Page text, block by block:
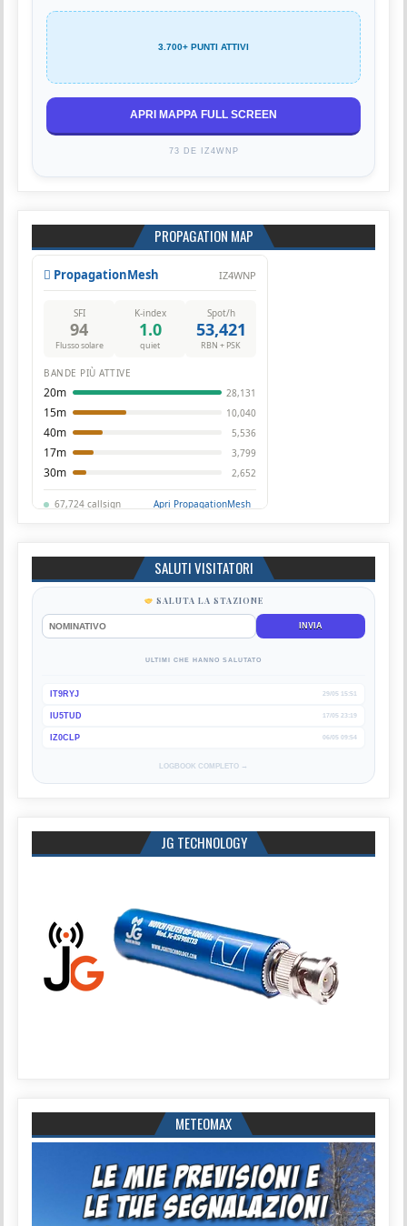
3.700+ PUNTI ATTIVI
APRI MAPPA FULL SCREEN
73 DE IZ4WNP
PROPAGATION MAP
SALUTI VISITATORI
SALUTA LA STAZIONE
INVIA
ULTIMI CHE HANNO SALUTATO
IT9RYJ 29/05 15:51
IU5TUD 17/05 23:19
IZ0CLP 06/05 09:54
LOGBOOK COMPLETO →
JG TECHNOLOGY
METEOMAX